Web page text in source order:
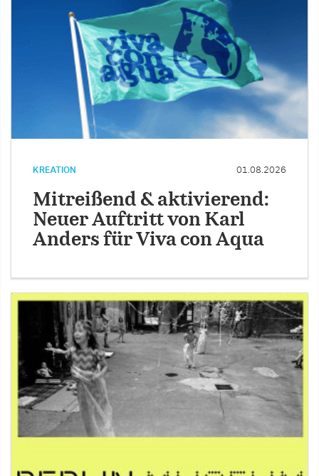
KREATION 01.08.2026
Mitreißend & aktivierend:
Neuer Auftritt von Karl
Anders für Viva con Aqua